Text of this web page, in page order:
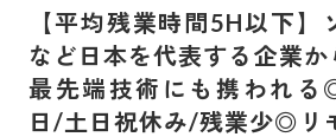
【平均残業時間5H以下】
など日本を代表する企業か
最先端技術にも携われ
日/土日祝休み/残業少◎リ